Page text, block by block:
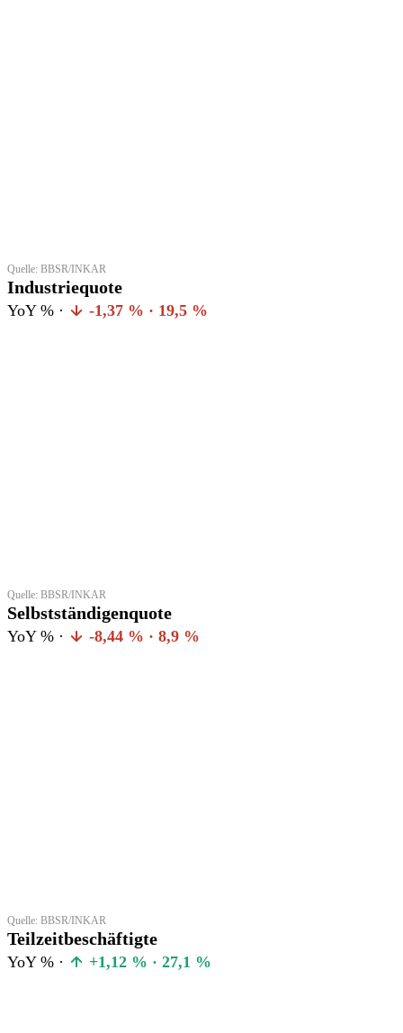
Quelle: BBSR/INKAR
Industriequote
YoY % · -1,37 % · 19,5 %
Quelle: BBSR/INKAR
Selbstständigenquote
YoY % · -8,44 % · 8,9 %
Quelle: BBSR/INKAR
Teilzeitbeschäftigte
YoY % · +1,12 % · 27,1 %